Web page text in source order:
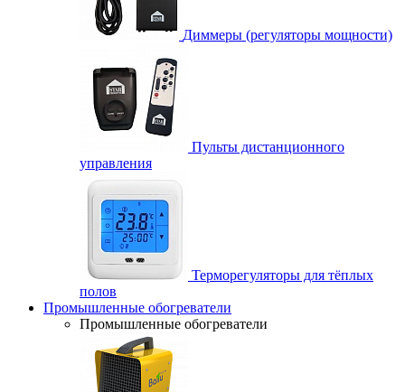
Диммеры (регуляторы мощности)
Пульты дистанционного
управления
Терморегуляторы для тёплых
полов
Промышленные обогреватели
Промышленные обогреватели